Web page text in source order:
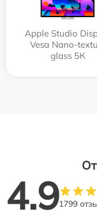
Apple Studio
Vesa Nano-
glass 5К
4.91799